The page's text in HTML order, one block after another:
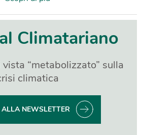
Climatariano
“metabolizzato” sulla
climatica
NEWSLETTER